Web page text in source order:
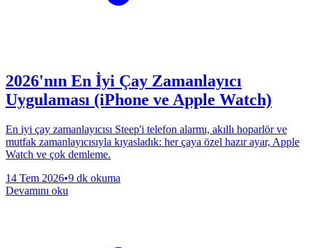
2026'nın En İyi Çay Zamanlayıcı
Uygulaması (iPhone ve Apple Watch)
En iyi çay zamanlayıcısı Steep'i telefon alarmı, akıllı hoparlör ve
mutfak zamanlayıcısıyla kıyasladık: her çaya özel hazır ayar, Apple
Watch ve çok demleme.
14 Tem 2026•9 dk okuma
Devamını oku